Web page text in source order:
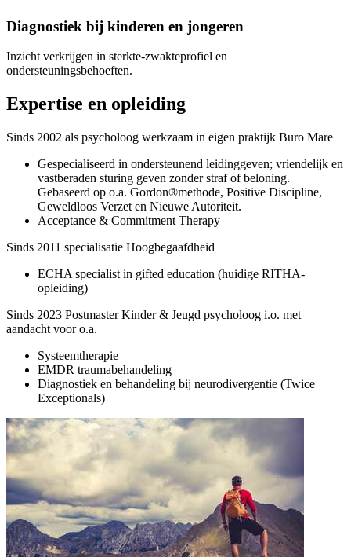
Diagnostiek bij kinderen en jongeren
Inzicht verkrijgen in sterkte-zwakteprofiel en
ondersteuningsbehoeften.
Expertise en opleiding
Sinds 2002 als psycholoog werkzaam in eigen praktijk Buro Mare
Gespecialiseerd in ondersteunend leidinggeven; vriendelijk en
vastberaden sturing geven zonder straf of beloning.
Gebaseerd op o.a. Gordon®methode, Positive Discipline,
Geweldloos Verzet en Nieuwe Autoriteit.
Acceptance & Commitment Therapy
Sinds 2011 specialisatie Hoogbegaafdheid
ECHA specialist in gifted education (huidige RITHA-
opleiding)
Sinds 2023 Postmaster Kinder & Jeugd psycholoog i.o. met
aandacht voor o.a.
Systeemtherapie
EMDR traumabehandeling
Diagnostiek en behandeling bij neurodivergentie (Twice
Exceptionals)